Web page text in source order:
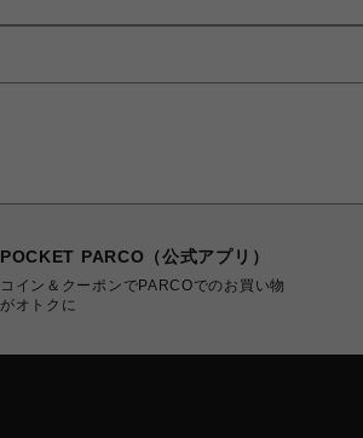
POCKET PARCO（公式アプリ）
コイン＆クーポンでPARCOでのお買い物
がオトクに